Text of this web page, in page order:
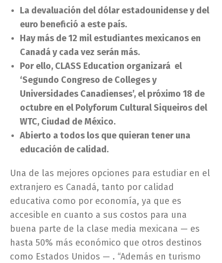
La devaluación del dólar estadounidense y del
euro benefició a este país.
Hay más de 12 mil estudiantes mexicanos en
Canadá y cada vez serán más.
Por ello, CLASS Education organizará el
‘Segundo Congreso de Colleges y
Universidades Canadienses’, el próximo 18 de
octubre en el Polyforum Cultural Siqueiros del
WTC, Ciudad de México.
Abierto a todos los que quieran tener una
educación de calidad.
Una de las mejores opciones para estudiar en el
extranjero es Canadá, tanto por calidad
educativa como por economía, ya que es
accesible en cuanto a sus costos para una
buena parte de la clase media mexicana — es
hasta 50% más económico que otros destinos
como Estados Unidos — . “Además en turismo